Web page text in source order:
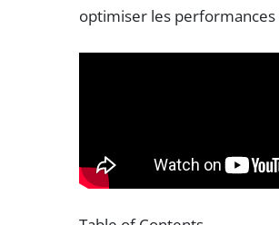
optimiser les performances